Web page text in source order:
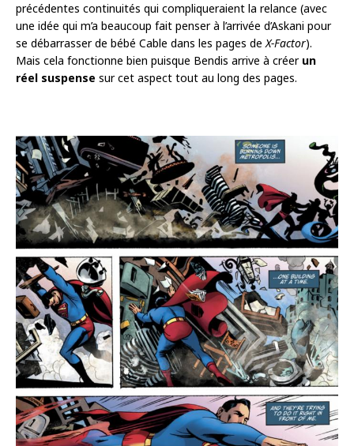
précédentes continuités qui compliqueraient la relance (avec
une idée qui m’a beaucoup fait penser à l’arrivée d’Askani pour
se débarrasser de bébé Cable dans les pages deX-Factor).
Mais cela fonctionne bien puisque Bendis arrive à créer un
réel suspense sur cet aspect tout au long des pages.